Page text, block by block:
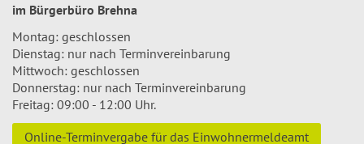
im Bürgerbüro Brehna
Montag: geschlossen
Dienstag: nur nach Terminvereinbarung
Mittwoch: geschlossen
Donnerstag: nur nach Terminvereinbarung
Freitag: 09:00 - 12:00 Uhr.
Online-Terminvergabe für das Einwohnermeldeamt